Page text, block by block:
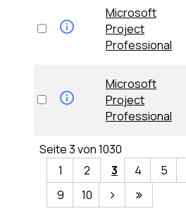
Microsoft
Project
Professional
Microsoft
Project
Professional
Seite 3 von 1030
1
2 3 4 5
9
10